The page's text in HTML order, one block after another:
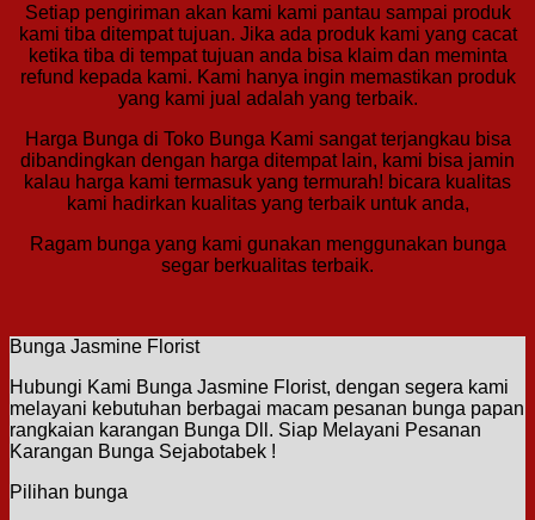
Setiap pengiriman akan kami kami pantau sampai produk
kami tiba ditempat tujuan. Jika ada produk kami yang cacat
ketika tiba di tempat tujuan anda bisa klaim dan meminta
refund kepada kami. Kami hanya ingin memastikan produk
yang kami jual adalah yang terbaik.
Harga Bunga di Toko Bunga Kami sangat terjangkau bisa
dibandingkan dengan harga ditempat lain, kami bisa jamin
kalau harga kami termasuk yang termurah! bicara kualitas
kami hadirkan kualitas yang terbaik untuk anda,
Ragam bunga yang kami gunakan menggunakan bunga
segar berkualitas terbaik.
Bunga Jasmine Florist
Hubungi Kami Bunga Jasmine Florist, dengan segera kami
melayani kebutuhan berbagai macam pesanan bunga papan
rangkaian karangan Bunga Dll. Siap Melayani Pesanan
Karangan Bunga Sejabotabek !
Pilihan bunga